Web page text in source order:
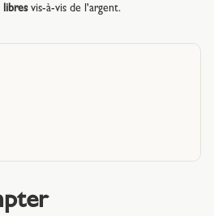
libresvis-à-vis de l'argent.